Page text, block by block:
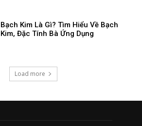
Bạch Kim Là Gì? Tìm Hiểu Về Bạch
Kim, Đặc Tính Bà Ứng Dụng
Load more